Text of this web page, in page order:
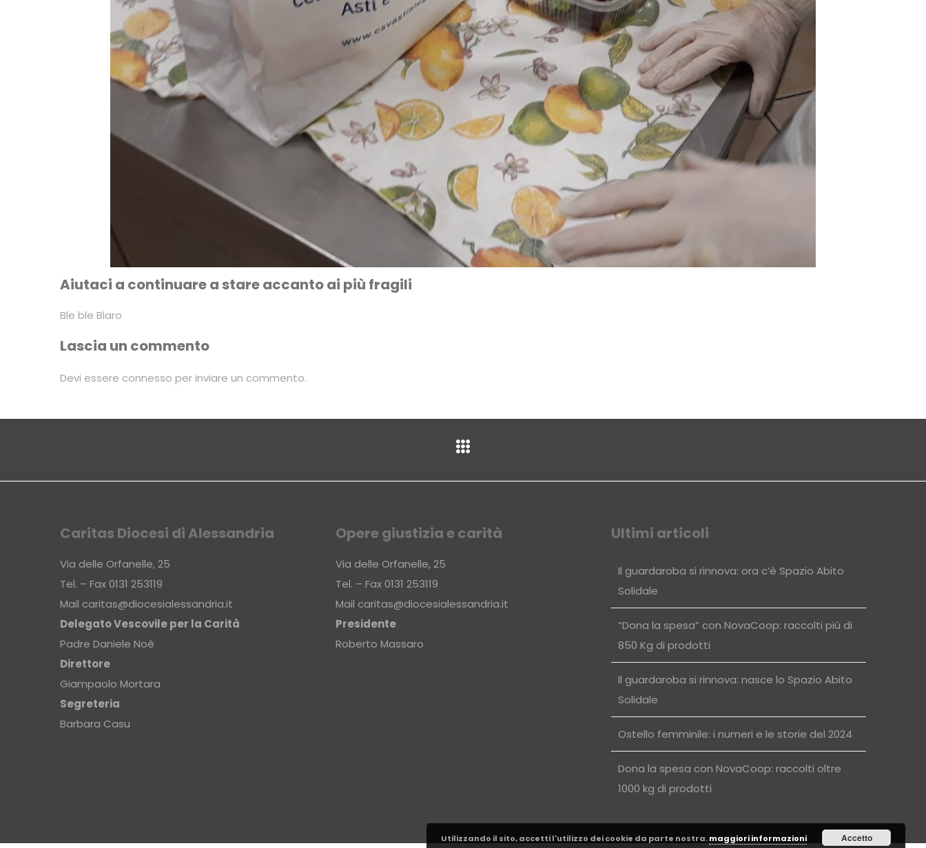
Aiutaci a continuare a stare accanto ai più fragili
Ble ble Blaro
Lascia un commento
Devi essere connesso per inviare un commento.
Caritas Diocesi di Alessandria
Via delle Orfanelle, 25
Tel. – Fax 0131 253119
Mail caritas@diocesialessandria.it
Delegato Vescovile per la Carità
Padre Daniele Noè
Direttore
Giampaolo Mortara
Segreteria
Barbara Casu
Opere giustizia e carità
Via delle Orfanelle, 25
Tel. – Fax 0131 253119
Mail caritas@diocesialessandria.it
Presidente
Roberto Massaro
Ultimi articoli
Il guardaroba si rinnova: ora c’è Spazio Abito
Solidale
“Dona la spesa” con NovaCoop: raccolti più di
850 Kg di prodotti
Il guardaroba si rinnova: nasce lo Spazio Abito
Solidale
Ostello femminile: i numeri e le storie del 2024
Dona la spesa con NovaCoop: raccolti oltre
1000 kg di prodotti
Utilizzando il sito, accetti l'utilizzo dei cookie da parte nostra.maggiori informazioni Accetto